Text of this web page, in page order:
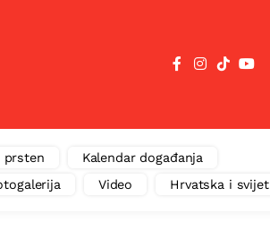
prsten
Kalendar događanja
Video Hrvatska i svijet